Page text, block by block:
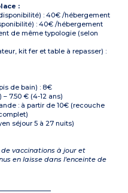
:
: 40€ /hébergement
: 40€ /hébergement
de même typologie (selon
kit fer et table à repasser) :
de bain) : 8€
7.50 € (4-12 ans)
: à partir de 10€ (recouche
séjour 5 à 27 nuits)
vaccinations à jour et
en laisse dans l'enceinte de